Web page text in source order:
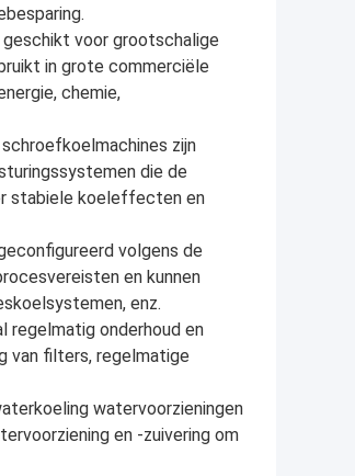
voor grootschalige
in grote commerciële
chemie,
zijn
die de
stabiele koeleffecten en
volgens de
en kunnen
enz.
regelmatig onderhoud en
van filters, regelmatige
watervoorzieningen
en -zuivering om